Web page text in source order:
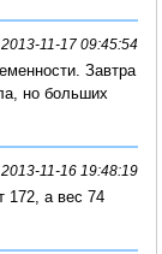
2013-11-17 09:45:54
Завтра
но больших
2013-11-16 19:48:19
172, а вес 74